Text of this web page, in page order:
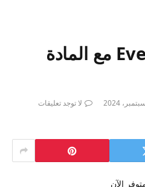
Eve Light Switch مع المادة
لا توجد تعليقات